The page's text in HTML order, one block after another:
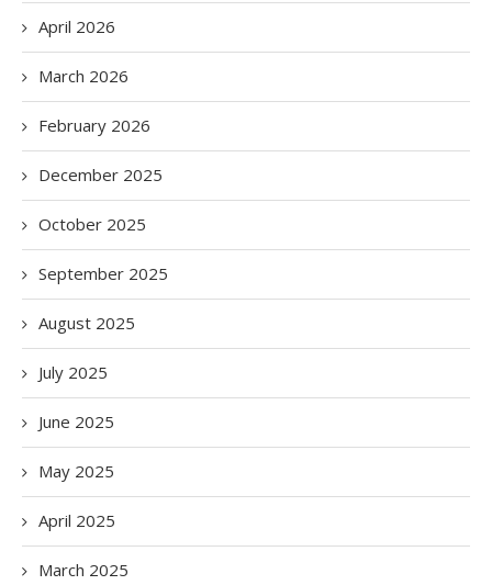
April 2026
March 2026
February 2026
December 2025
October 2025
September 2025
August 2025
July 2025
June 2025
May 2025
April 2025
March 2025